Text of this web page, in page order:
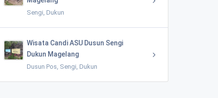
Sengi, Dukun
Wisata Candi ASU Dusun Sengi
Dukun Magelang
Dusun Pos, Sengi, Dukun